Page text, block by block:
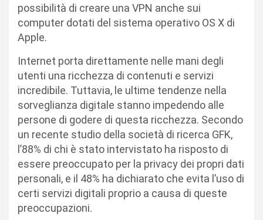
possibilità di creare una VPN anche sui
computer dotati del sistema operativo OS X di
Apple.
Internet porta direttamente nelle mani degli
utenti una ricchezza di contenuti e servizi
incredibile. Tuttavia, le ultime tendenze nella
sorveglianza digitale stanno impedendo alle
persone di godere di questa ricchezza. Secondo
un recente studio della società di ricerca GFK,
l’88% di chi è stato intervistato ha risposto di
essere preoccupato per la privacy dei propri dati
personali, e il 48% ha dichiarato che evita l’uso di
certi servizi digitali proprio a causa di queste
preoccupazioni.